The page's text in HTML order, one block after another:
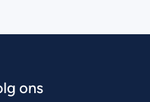
ons